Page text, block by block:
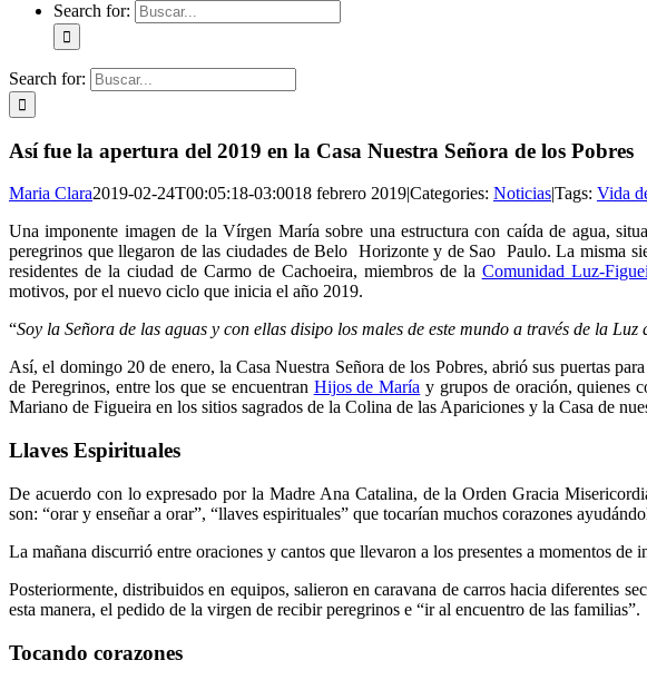
Search for:
Search for:
Así fue la apertura del 2019 en la Casa Nuestra Señora de los Pobres
Maria Clara2019-02-24T00:05:18-03:0018 febrero 2019|Categories: Noticias|Tags: Vida
Una imponente imagen de la Vírgen María sobre una estructura con caída de agua,
peregrinos que llegaron de las ciudades de Belo Horizonte y de Sao Paulo. La misma
residentes de la ciudad de Carmo de Cachoeira, miembros de la Comunidad Luz-
motivos, por el nuevo ciclo que inicia el año 2019.
“Soy la Señora de las aguas y con ellas disipo los males de este mundo a través de la
Así, el domingo 20 de enero, la Casa Nuestra Señora de los Pobres, abrió sus puertas
de Peregrinos, entre los que se encuentran Hijos de María y grupos de oración, quienes
Mariano de Figueira en los sitios sagrados de la Colina de las Apariciones y la Casa de
Llaves Espirituales
De acuerdo con lo expresado por la Madre Ana Catalina, de la Orden Gracia
son: “orar y enseñar a orar”, “llaves espirituales” que tocarían muchos corazones
La mañana discurrió entre oraciones y cantos que llevaron a los presentes a momentos
Posteriormente, distribuidos en equipos, salieron en caravana de carros hacia diferentes
esta manera, el pedido de la virgen de recibir peregrinos e “ir al encuentro de las familias”.
Tocando corazones